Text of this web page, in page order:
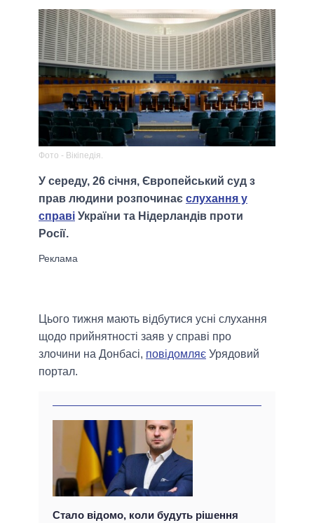
Фото - Вікіпедія.
У середу, 26 січня, Європейський суд з
прав людини розпочинає слухання у
справі України та Нідерландів проти
Росії.
Цього тижня мають відбутися усні слухання
щодо прийнятності заяв у справі про
злочини на Донбасі, повідомляє Урядовий
портал.
Стало відомо, коли будуть рішення